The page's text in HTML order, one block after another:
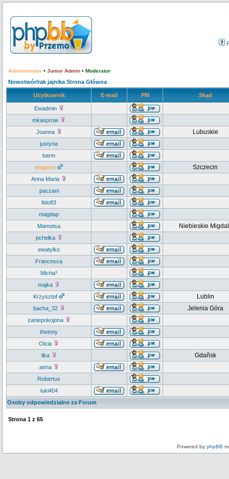
Administrator • Junior Admin • Moderator
Nowotwór/rak jajnika Strona Główna
Użytkownik E-mail PM Skąd
Ewadmin
mkasprow
Joanna
Lubuskie
justyna
barm
emgoro
Szczecin
Anna Maria
paczani
fido83
magdap
Mamotsa
Niebieskie
pchełka
ewatylko
Francesca
Micha³
majka
Krzysztof
Lublin
bacha_32 Jelenia Góra
zaniepokojona
theinny
Olcia
ilka
Gdañsk
anna
Robertus
luki404
Osoby odpowiedzialne za Forum
Strona 1 z 65
Powered by phpBB